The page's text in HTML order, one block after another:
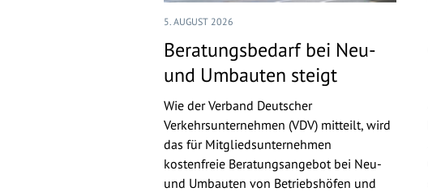
5. AUGUST 2026
Beratungsbedarf bei Neu-
und Umbauten steigt
Wie der Verband Deutscher
Verkehrsunternehmen (VDV) mitteilt, wird
das für Mitgliedsunternehmen
kostenfreie Beratungsangebot bei Neu-
und Umbauten von Betriebshöfen und